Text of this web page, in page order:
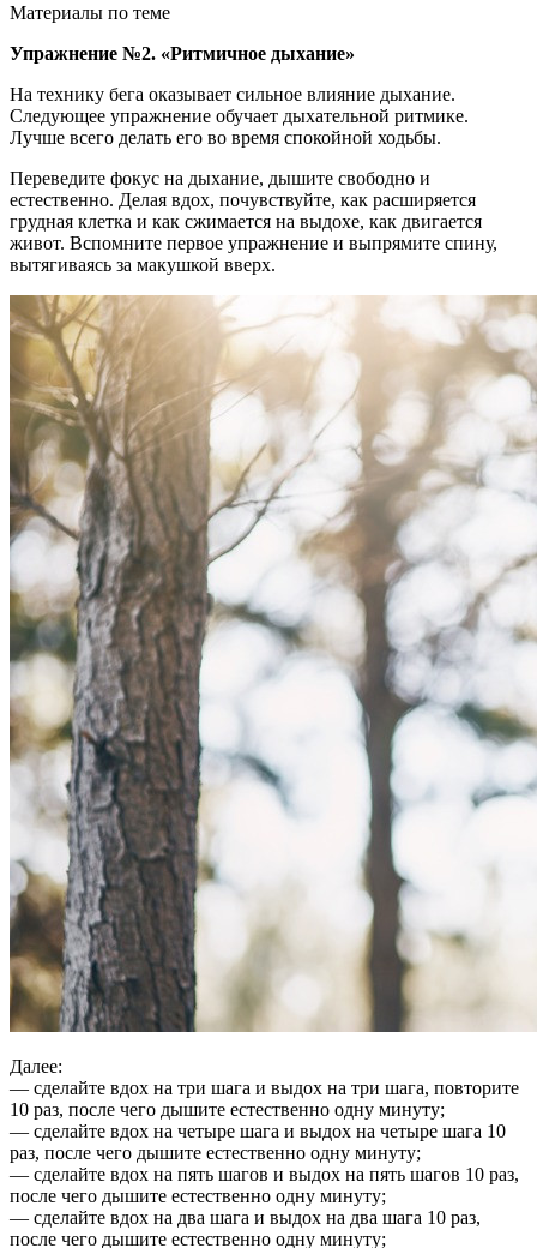
Материалы по теме
Упражнение №2. «Ритмичное дыхание»
На технику бега оказывает сильное влияние дыхание.
Следующее упражнение обучает дыхательной ритмике.
Лучше всего делать его во время спокойной ходьбы.
Переведите фокус на дыхание, дышите свободно и
естественно. Делая вдох, почувствуйте, как расширяется
грудная клетка и как сжимается на выдохе, как двигается
живот. Вспомните первое упражнение и выпрямите спину,
вытягиваясь за макушкой вверх.
Далее:
— сделайте вдох на три шага и выдох на три шага, повторите
10 раз, после чего дышите естественно одну минуту;
— сделайте вдох на четыре шага и выдох на четыре шага 10
раз, после чего дышите естественно одну минуту;
— сделайте вдох на пять шагов и выдох на пять шагов 10 раз,
после чего дышите естественно одну минуту;
— сделайте вдох на два шага и выдох на два шага 10 раз,
после чего дышите естественно одну минуту;